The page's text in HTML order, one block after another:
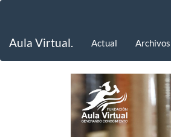
principal
Aula Virtual. Actual Archivos